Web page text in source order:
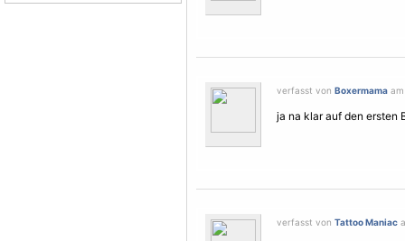
verfasst von Boxermama
ja na klar auf den ersten
verfasst von Tattoo Maniac